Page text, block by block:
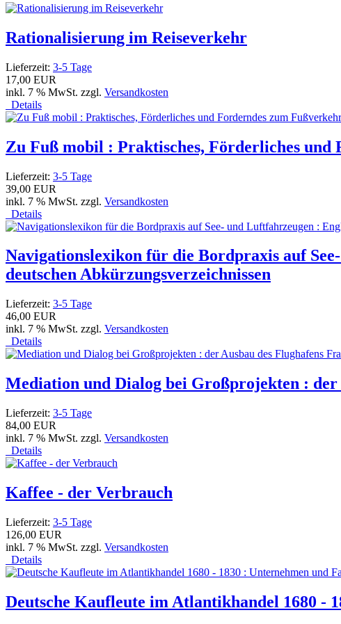
Rationalisierung im Reiseverkehr
Lieferzeit: 3-5 Tage
17,00 EUR
inkl. 7 % MwSt. zzgl. Versandkosten
Details
Zu Fuß mobil : Praktisches, Förderliches und
Lieferzeit: 3-5 Tage
39,00 EUR
inkl. 7 % MwSt. zzgl. Versandkosten
Details
Navigationslexikon für die Bordpraxis auf
deutschen Abkürzungsverzeichnissen
Lieferzeit: 3-5 Tage
46,00 EUR
inkl. 7 % MwSt. zzgl. Versandkosten
Details
Mediation und Dialog bei Großprojekten :
Lieferzeit: 3-5 Tage
84,00 EUR
inkl. 7 % MwSt. zzgl. Versandkosten
Details
Kaffee - der Verbrauch
Lieferzeit: 3-5 Tage
126,00 EUR
inkl. 7 % MwSt. zzgl. Versandkosten
Details
Deutsche Kaufleute im Atlantikhandel 1680 -